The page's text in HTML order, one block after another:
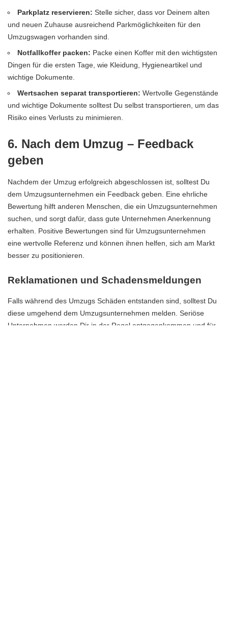
Parkplatz reservieren: Stelle sicher, dass vor Deinem alten
und neuen Zuhause ausreichend Parkmöglichkeiten für den
Umzugswagen vorhanden sind.
Notfallkoffer packen: Packe einen Koffer mit den wichtigsten
Dingen für die ersten Tage, wie Kleidung, Hygieneartikel und
wichtige Dokumente.
Wertsachen separat transportieren: Wertvolle Gegenstände
und wichtige Dokumente solltest Du selbst transportieren, um das
Risiko eines Verlusts zu minimieren.
6. Nach dem Umzug – Feedback
geben
Nachdem der Umzug erfolgreich abgeschlossen ist, solltest Du
dem Umzugsunternehmen ein Feedback geben. Eine ehrliche
Bewertung hilft anderen Menschen, die ein Umzugsunternehmen
suchen, und sorgt dafür, dass gute Unternehmen Anerkennung
erhalten. Positive Bewertungen sind für Umzugsunternehmen
eine wertvolle Referenz und können ihnen helfen, sich am Markt
besser zu positionieren.
Reklamationen und Schadensmeldungen
Falls während des Umzugs Schäden entstanden sind, solltest Du
diese umgehend dem Umzugsunternehmen melden. Seriöse
Unternehmen werden Dir in der Regel entgegenkommen und für